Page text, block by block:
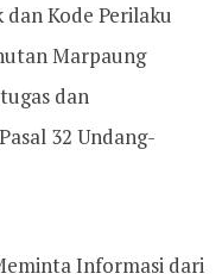
dan Kode Perilaku
Marpaung
dan
32 Undang-
Informasi dari